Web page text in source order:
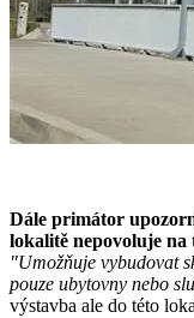
Dále primátor
lokalitě nepovoluje na
"Umožňuje vybudovat
pouze ubytovny nebo
výstavba ale do této